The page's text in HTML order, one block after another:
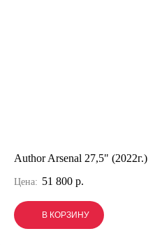
Author Arsenal 27,5" (2022г.)
Цена: 51 800 р.
В КОРЗИНУ
В КОРЗИНУ
В КОРЗИНУ